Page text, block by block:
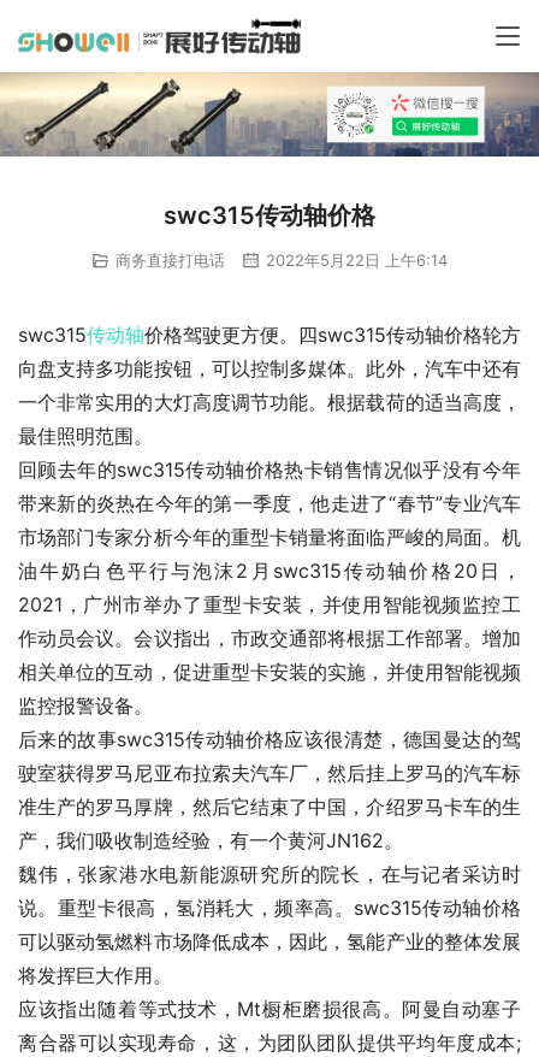
swc315传动轴价格
商务直接打电话 2022年5月22日 上午6:14
swc315传动轴价格驾驶更方便。四swc315传动轴价格轮方
向盘支持多功能按钮，可以控制多媒体。此外，汽车中还有
一个非常实用的大灯高度调节功能。根据载荷的适当高度，
最佳照明范围。
回顾去年的swc315传动轴价格热卡销售情况似乎没有今年
带来新的炎热在今年的第一季度，他走进了“春节”专业汽车
市场部门专家分析今年的重型卡销量将面临严峻的局面。机
油牛奶白色平行与泡沫2月swc315传动轴价格20日，
2021，广州市举办了重型卡安装，并使用智能视频监控工
作动员会议。会议指出，市政交通部将根据工作部署。增加
相关单位的互动，促进重型卡安装的实施，并使用智能视频
监控报警设备。
后来的故事swc315传动轴价格应该很清楚，德国曼达的驾
驶室获得罗马尼亚布拉索夫汽车厂，然后挂上罗马的汽车标
准生产的罗马厚牌，然后它结束了中国，介绍罗马卡车的生
产，我们吸收制造经验，有一个黄河JN162。
魏伟，张家港水电新能源研究所的院长，在与记者采访时
说。重型卡很高，氢消耗大，频率高。swc315传动轴价格
可以驱动氢燃料市场降低成本，因此，氢能产业的整体发展
将发挥巨大作用。
应该指出随着等式技术，Mt橱柜磨损很高。阿曼自动塞子
离合器可以实现寿命，这，为团队团队提供平均年度成本;